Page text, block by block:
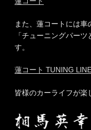
また、蓮コートには車
「チューニングパー
す。
蓮コート TUNING
皆様のカーライフが楽